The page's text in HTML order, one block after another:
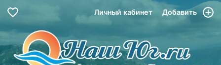
Личный кабинет Добавить